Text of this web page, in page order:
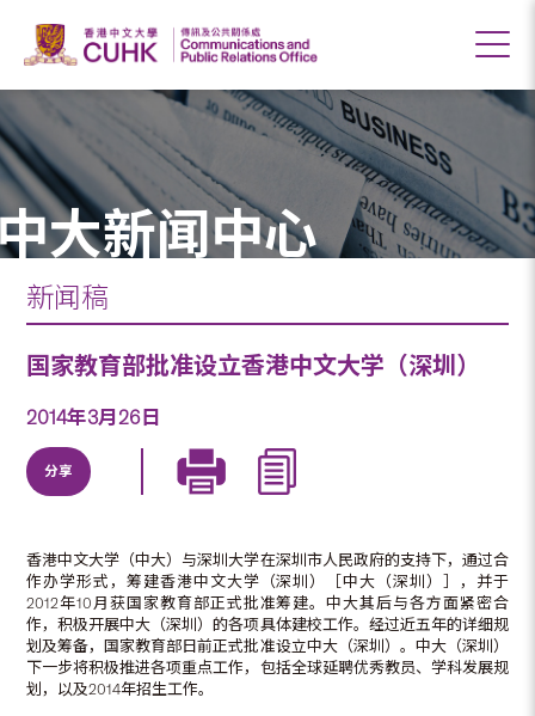
大新闻中心
新闻稿
国家教育部批准设立香港中文大学（深圳）
2014年3月26日
分享
香港中文大学（中大）与深圳大学在深圳市人民政府的支持下，通过合
作办学形式，筹建香港中文大学（深圳）［中大（深圳）］，并于
2012年10月获国家教育部正式批准筹建。中大其后与各方面紧密合
作，积极开展中大（深圳）的各项具体建校工作。经过近五年的详细规
划及筹备，国家教育部日前正式批准设立中大（深圳）。中大（深圳）
下一步将积极推进各项重点工作，包括全球延聘优秀教员、学科发展规
划，以及2014年招生工作。